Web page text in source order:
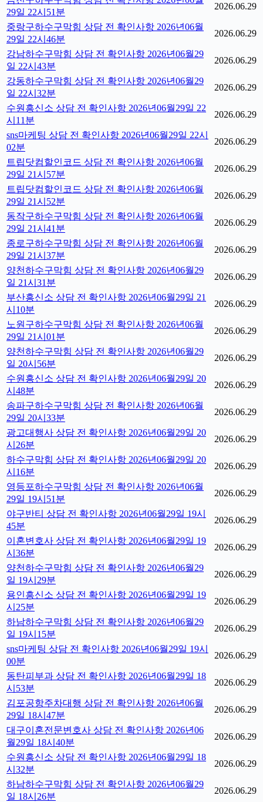
29일 22시51분
2026.06.29
중랑구하수구막힘 상담 전 확인사항 2026년06월
29일 22시46분
2026.06.29
강남하수구막힘 상담 전 확인사항 2026년06월29
일 22시43분
2026.06.29
강동하수구막힘 상담 전 확인사항 2026년06월29
일 22시32분
2026.06.29
수원흥신소 상담 전 확인사항 2026년06월29일 22
시11분
2026.06.29
sns마케팅 상담 전 확인사항 2026년06월29일 22시
02분
2026.06.29
트립닷컴할인코드 상담 전 확인사항 2026년06월
29일 21시57분
2026.06.29
트립닷컴할인코드 상담 전 확인사항 2026년06월
29일 21시52분
2026.06.29
동작구하수구막힘 상담 전 확인사항 2026년06월
29일 21시41분
2026.06.29
종로구하수구막힘 상담 전 확인사항 2026년06월
29일 21시37분
2026.06.29
양천하수구막힘 상담 전 확인사항 2026년06월29
일 21시31분
2026.06.29
부산흥신소 상담 전 확인사항 2026년06월29일 21
시10분
2026.06.29
노원구하수구막힘 상담 전 확인사항 2026년06월
29일 21시01분
2026.06.29
양천하수구막힘 상담 전 확인사항 2026년06월29
일 20시56분
2026.06.29
수원흥신소 상담 전 확인사항 2026년06월29일 20
시48분
2026.06.29
송파구하수구막힘 상담 전 확인사항 2026년06월
29일 20시33분
2026.06.29
광고대행사 상담 전 확인사항 2026년06월29일 20
시26분
2026.06.29
하수구막힘 상담 전 확인사항 2026년06월29일 20
시16분
2026.06.29
영등포하수구막힘 상담 전 확인사항 2026년06월
29일 19시51분
2026.06.29
야구반티 상담 전 확인사항 2026년06월29일 19시
45분
2026.06.29
이혼변호사 상담 전 확인사항 2026년06월29일 19
시36분
2026.06.29
양천하수구막힘 상담 전 확인사항 2026년06월29
일 19시29분
2026.06.29
용인흥신소 상담 전 확인사항 2026년06월29일 19
시25분
2026.06.29
하남하수구막힘 상담 전 확인사항 2026년06월29
일 19시15분
2026.06.29
sns마케팅 상담 전 확인사항 2026년06월29일 19시
00분
2026.06.29
동탄피부과 상담 전 확인사항 2026년06월29일 18
시53분
2026.06.29
김포공항주차대행 상담 전 확인사항 2026년06월
29일 18시47분
2026.06.29
대구이혼전문변호사 상담 전 확인사항 2026년06
월29일 18시40분
2026.06.29
수원흥신소 상담 전 확인사항 2026년06월29일 18
시32분
2026.06.29
하남하수구막힘 상담 전 확인사항 2026년06월29
일 18시26분
2026.06.29